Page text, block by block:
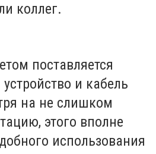
коллег.
поставляется
и кабель
на не слишком
этого вполне
использования